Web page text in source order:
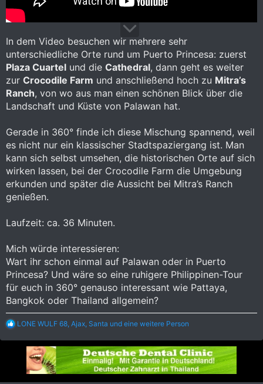
In dem Video besuchen wir mehrere sehr
unterschiedliche Orte rund um Puerto Princesa: zuerst
Plaza Cuartel und die Cathedral, dann geht es weiter
zur Crocodile Farm und anschließend hoch zu Mitra’s
Ranch, von wo aus man einen schönen Blick über die
Landschaft und Küste von Palawan hat.
Gerade in 360° finde ich diese Mischung spannend, weil
es nicht nur ein klassischer Stadtspaziergang ist. Man
kann sich selbst umsehen, die historischen Orte auf sich
wirken lassen, bei der Crocodile Farm die Umgebung
erkunden und später die Aussicht bei Mitra’s Ranch
genießen.
Laufzeit: ca. 36 Minuten.
Mich würde interessieren:
Wart ihr schon einmal auf Palawan oder in Puerto
Princesa? Und wäre so eine ruhigere Philippinen-Tour
für euch in 360° genauso interessant wie Pattaya,
Bangkok oder Thailand allgemein?
R
a
LONE WULF 68, Ajax, Santa und eine weitere Person